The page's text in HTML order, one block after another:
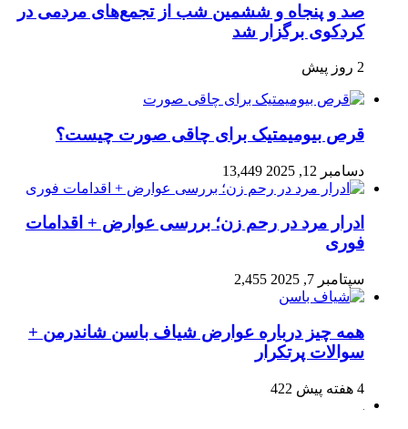
صد و پنجاه‌ و ششمین شب از تجمع‌های مردمی در
کردکوی برگزار شد
2 روز پیش
قرص بیومیمتیک برای چاقی صورت چیست؟
دسامبر 12, 2025 13,449
ادرار مرد در رحم زن؛ بررسی عوارض + اقدامات
فوری
سپتامبر 7, 2025 2,455
همه چیز درباره عوارض شیاف باسن شاندرمن +
سوالات پرتکرار
4 هفته پیش 422